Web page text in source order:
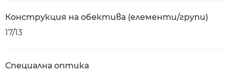
Конструкция на обектива (елементи/групи)
17/13
Специална оптика